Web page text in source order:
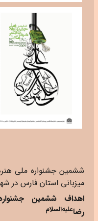
ششمین جشنواره ملی
میزبانی استان فارس در شهر شیراز در
اهداف ششمین
رضاعلیه‌السلام